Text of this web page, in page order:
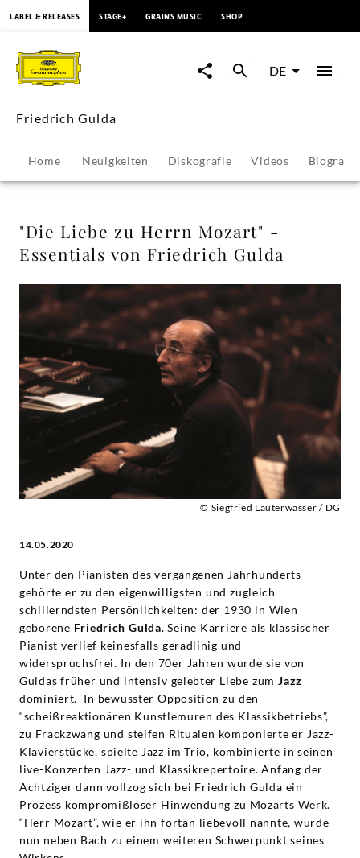
Liebe
zu
Herrn
Mozart"
Essentials
von
Friedrich
Gulda
Friedrich
Gulda
Deutsche
Grammophon
LABEL & RELEASES STAGE+ GRAINS MUSIC SHOP
DE
Friedrich Gulda
Home Neuigkeiten Diskografie Videos Biografie
"Die Liebe zu Herrn Mozart" -
Essentials von Friedrich Gulda
© Siegfried Lauterwasser / DG
14.05.2020
Unter den Pianisten des vergangenen Jahrhunderts
gehörte er zu den eigenwilligsten und zugleich
schillerndsten Persönlichkeiten: der 1930 in Wien
geborene Friedrich Gulda. Seine Karriere als klassischer
Pianist verlief keinesfalls geradlinig und
widerspruchsfrei. In den 70er Jahren wurde sie von
Guldas früher und intensiv gelebter Liebe zumJazz
dominiert. In bewusster Opposition zu den
“scheißreaktionären Kunstlemuren des Klassikbetriebs”,
zu Frackzwang und steifen Ritualen komponierte er Jazz-
Klavierstücke, spielte Jazz im Trio, kombinierte in seinen
live-Konzerten Jazz- und Klassikrepertoire. Anfang der
Achtziger dann vollzog sich bei Friedrich Gulda ein
Prozess kompromißloser Hinwendung zu Mozarts Werk.
“Herr Mozart”, wie er ihn fortan liebevoll nannte, wurde
nun neben Bach zu einem weiteren Schwerpunkt seines